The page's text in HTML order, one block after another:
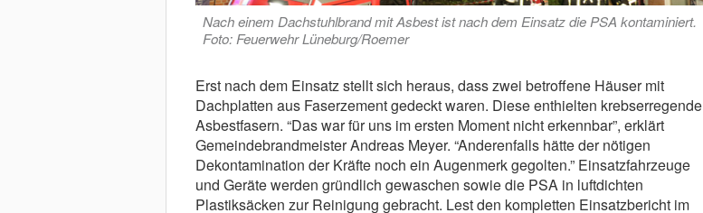
Nach einem Dachstuhlbrand mit Asbest ist nach dem Einsatz die PSA kontaminiert.
Foto: Feuerwehr Lüneburg/Roemer
Erst nach dem Einsatz stellt sich heraus, dass zwei betroffene Häuser mit
Dachplatten aus Faserzement gedeckt waren. Diese enthielten krebserregende
Asbestfasern. “Das war für uns im ersten Moment nicht erkennbar”, erklärt
Gemeindebrandmeister Andreas Meyer. “Anderenfalls hätte der nötigen
Dekontamination der Kräfte noch ein Augenmerk gegolten.” Einsatzfahrzeuge
und Geräte werden gründlich gewaschen sowie die PSA in luftdichten
Plastiksäcken zur Reinigung gebracht. Lest den kompletten Einsatzbericht im